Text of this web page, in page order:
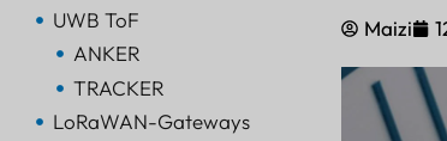
UWB ToF
ANKER
TRACKER
LoRaWAN-Gateways
Maizi